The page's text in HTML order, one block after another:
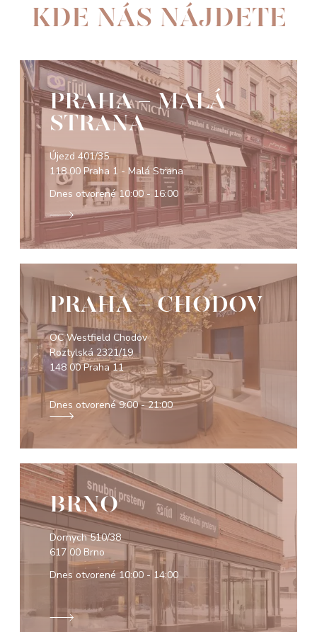
KDE NÁS NÁJDETE
PRAHA - MALÁ
STRANA
Újezd 401/35
118 00 Praha 1 - Malá Strana
Dnes otvorené10:00 - 16:00
PRAHA - CHODOV
OC Westfield Chodov
Roztylská 2321/19
148 00 Praha 11
Dnes otvorené9:00 - 21:00
BRNO
Dornych 510/38
617 00 Brno
Dnes otvorené10:00 - 14:00